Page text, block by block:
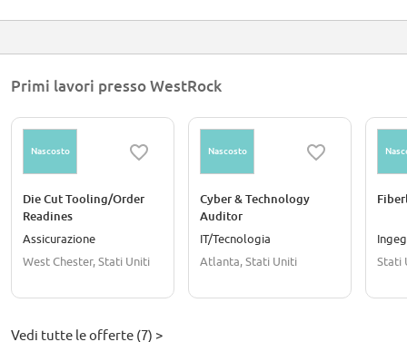
Primi lavori presso WestRock
Nascosto
Die Cut Tooling/Order
Readines
Assicurazione
West Chester, Stati Uniti
Nascosto
Cyber & Technology
Auditor
IT/Tecnologia
Atlanta, Stati Uniti
Stati
Vedi tutte le offerte (7) >